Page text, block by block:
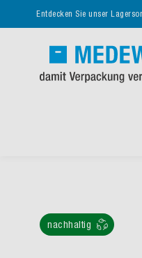
Entdecken Sie unser
nachhaltig